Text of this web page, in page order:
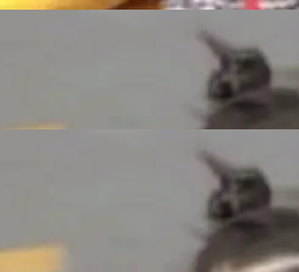
频生成（开
强。在多项基准
琐环境配置，一
修复了一个回归
，例如/var/run -
...
6.5.3 现
示原始值的问
更新了 DeepS